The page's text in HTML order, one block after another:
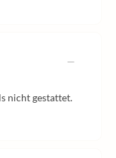
nicht gestattet.